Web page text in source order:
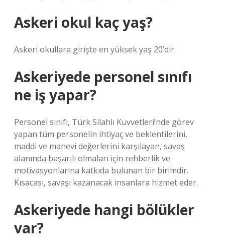
Askeri okul kaç yaş?
Askeri okullara girişte en yüksek yaş 20’dir.
Askeriyede personel sınıfı
ne iş yapar?
Personel sınıfı, Türk Silahlı Kuvvetleri’nde görev
yapan tüm personelin ihtiyaç ve beklentilerini,
maddi ve manevi değerlerini karşılayan, savaş
alanında başarılı olmaları için rehberlik ve
motivasyonlarına katkıda bulunan bir birimdir.
Kısacası, savaşı kazanacak insanlara hizmet eder.
Askeriyede hangi bölükler
var?